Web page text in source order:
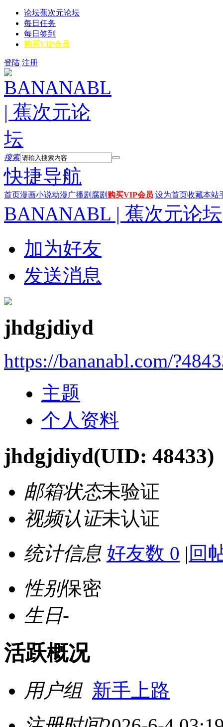
论坛蕉次元论坛
每日任务
每日签到
购买VIP会员
登陆 注册
搜索
快捷导航
首页漫画小说动漫广播剧 腐剧 购买VIP会员 设为首页收藏本站
BANANABL | 蕉次元论坛
加为好友
发送消息
jhdgjdiyd
https://bananabl.com/
主题
个人资料
jhdgjdiyd(UID: 48433)
邮箱状态未验证
视频认证未认证
统计信息 好友数 0 | 回
性别保密
生日-
活跃概况
用户组 新手上路